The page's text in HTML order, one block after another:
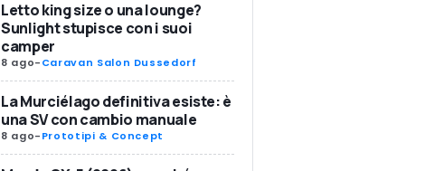
Letto king size o una lounge?
Sunlight stupisce con i suoi
camper
8 ago-Caravan Salon Dussedorf
La Murciélago definitiva esiste: è
una SV con cambio manuale
8 ago-Prototipi & Concept